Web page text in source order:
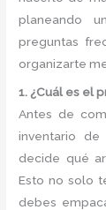
planeando
preguntas
organizarte
1. ¿Cuál es el
Antes de
inventario de
decide qué
Esto no solo
debes